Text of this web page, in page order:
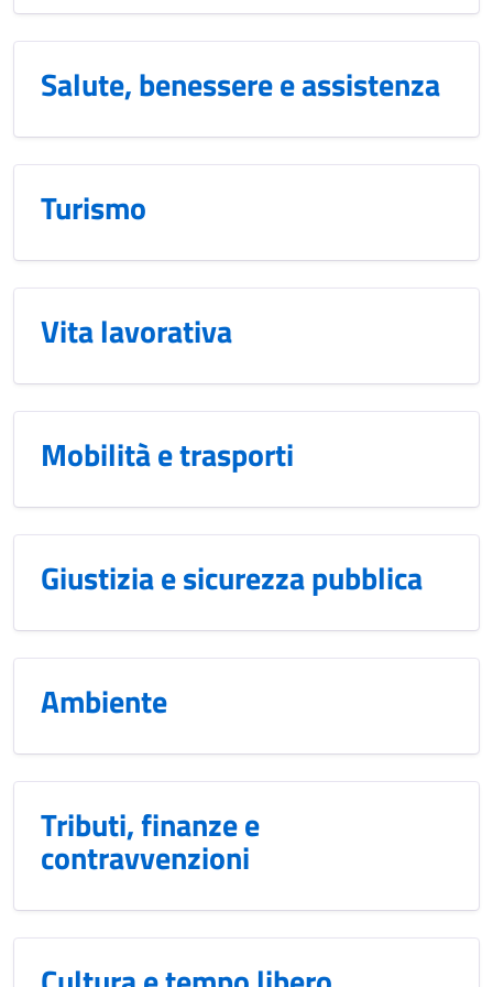
Salute, benessere e assistenza
Turismo
Vita lavorativa
Mobilità e trasporti
Giustizia e sicurezza pubblica
Ambiente
Tributi, finanze e
contravvenzioni